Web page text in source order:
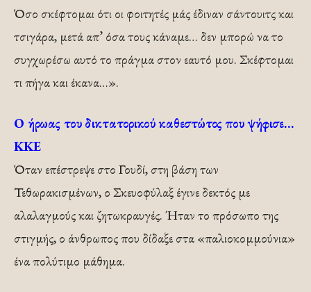
Όσο σκέφτομαι ότι οι φοιτητές μάς έδιναν σάντουιτς και
τσιγάρα, μετά απ’ όσα τους κάναμε… δεν μπορώ να το
συγχωρέσω αυτό το πράγμα στον εαυτό μου. Σκέφτομαι
τι πήγα και έκανα…».
Ο ήρωας του δικτατορικού καθεστώτος που ψήφισε…
ΚΚΕ
Όταν επέστρεψε στο Γουδί, στη βάση των
Τεθωρακισμένων, ο Σκευοφύλαξ έγινε δεκτός με
αλαλαγμούς και ζητωκραυγές. Ήταν το πρόσωπο της
στιγμής, ο άνθρωπος που δίδαξε στα «παλιοκομμούνια»
ένα πολύτιμο μάθημα.